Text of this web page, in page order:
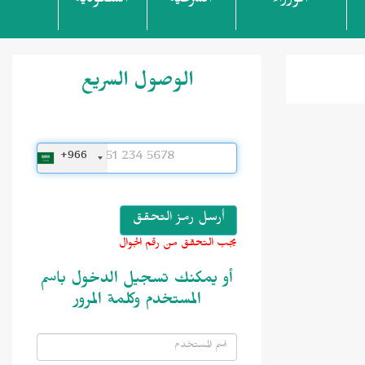
الوصول السريع
+966
يجب التحقق من رقم الجوال
أو يمكنك تسجيل الدخول باسم
المستخدم وكلمة المرور